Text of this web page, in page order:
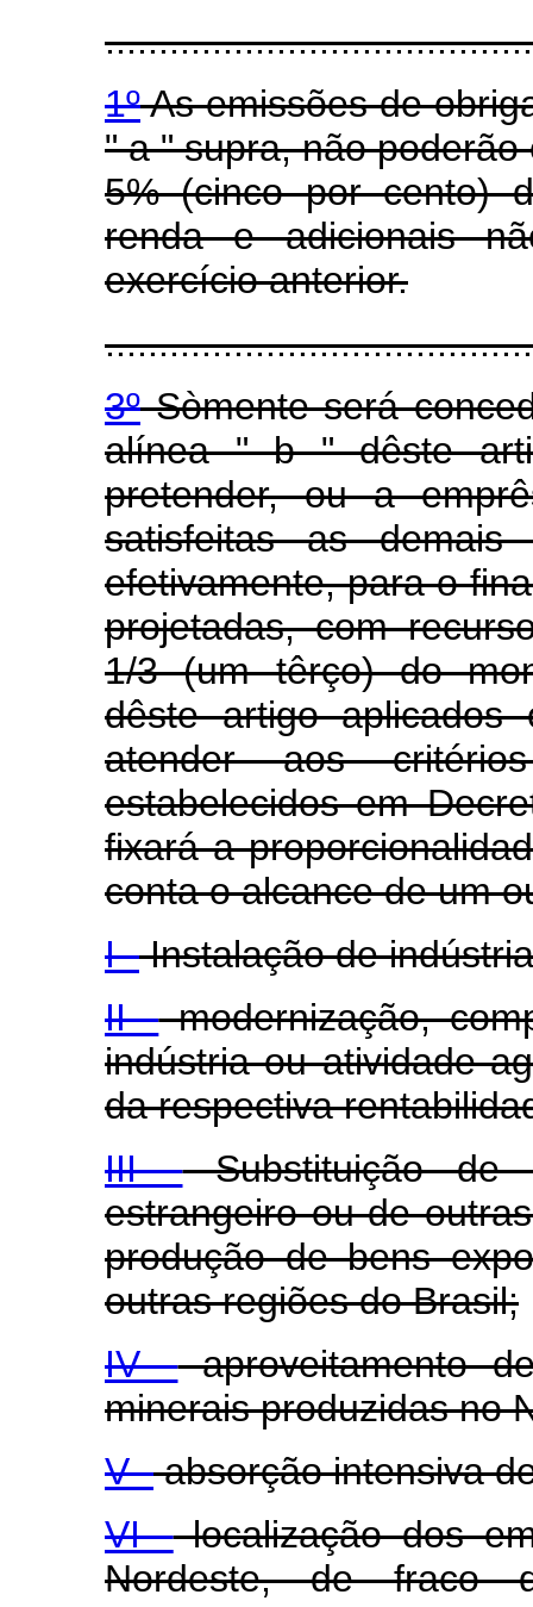
1ºAs emissões de
" a " supra, não
5% (cinco por cento)
renda e adicionais
exercício anterior.
3ºSòmente será
alínea " b " dêste
pretender, ou a
satisfeitas as demais
efetivamente, para o
projetadas, com
1/3 (um têrço) do
dêste artigo
atender aos
estabelecidos em
fixará a
conta o alcance de um
I -Instalação de
II -modernização,
indústria ou atividade
da respectiva
III -Substituição de
estrangeiro ou de
produção de bens
outras regiões do Brasil;
IV -aproveitamento
minerais produzidas no
V -absorção intensiva
VI -localização dos
Nordeste, de fraco